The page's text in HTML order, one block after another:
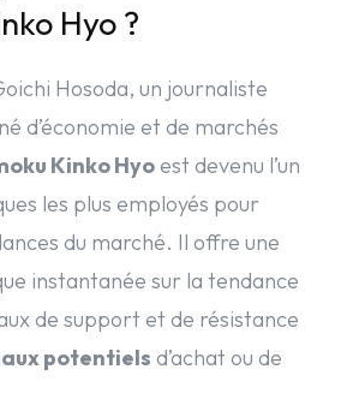
Hyo ?
Hosoda, un journaliste
d’économie et de marchés
Kinko Hyoest devenu l’un
les plus employés pour
du marché. Il offre une
instantanée sur la tendance
de support et de résistance
potentiels d’achat ou de